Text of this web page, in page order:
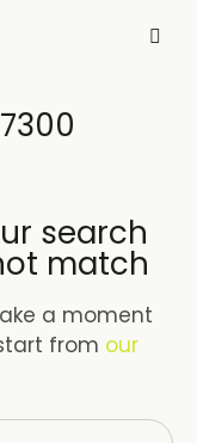
search
match
a moment
from our